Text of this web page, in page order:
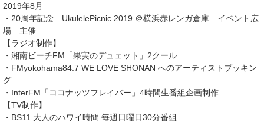
2019年8月
・20周年記念 UkulelePicnic 2019 ＠横浜赤レンガ倉庫 イベント広
場 主催
【ラジオ制作】
・湘南ビーチFM「果実のデュェット」2クール
・FMyokohama84.7 WE LOVE SHONAN へのアーティストブッキン
グ
・InterFM「ココナッツフレイバー」4時間生番組企画制作
【TV制作】
・BS11 大人のハワイ時間 毎週日曜日30分番組